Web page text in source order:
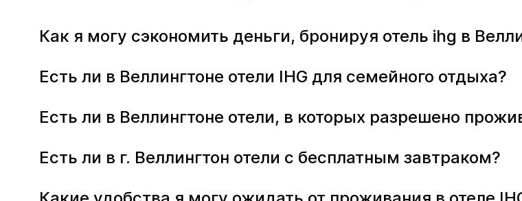
Как я могу сэкономить деньги, бронируя отель ihg в
Есть ли в Веллингтоне отели IHG для семейного отдыха?
Есть ли в Веллингтоне отели, в которых разрешено
Есть ли в г. Веллингтон отели с бесплатным завтраком?